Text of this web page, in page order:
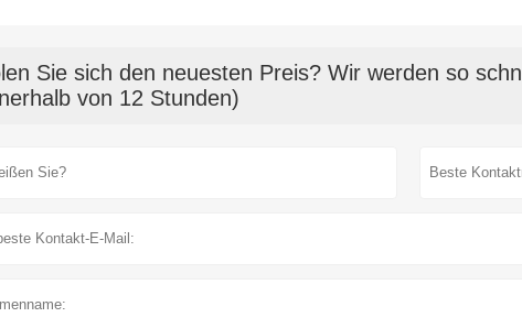
Sie sich den neuesten Preis? Wir werden so
von 12 Stunden)